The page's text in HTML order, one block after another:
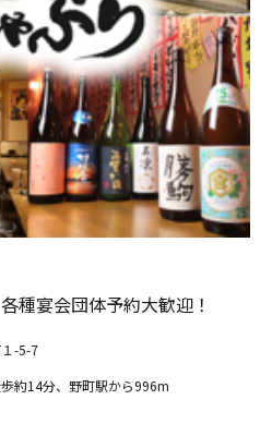
種宴会団体予約大歓迎！
-5-7
約14分、野町駅から996m